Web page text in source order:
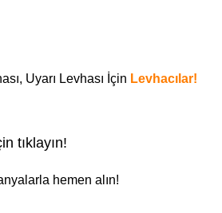
Uyarı Levhası İçin Levhacılar!
tıklayın!
hemen alın!